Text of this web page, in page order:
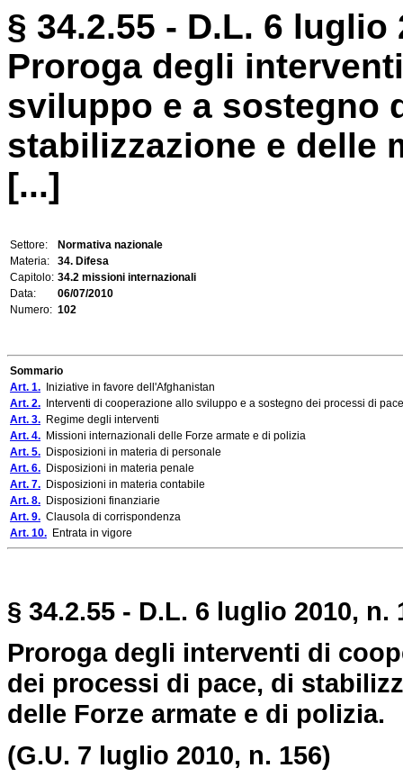
§ 34.2.55 - D.L. 6 luglio
Proroga degli
sviluppo e a sostegno
stabilizzazione e delle
[...]
Settore:
Normativa nazionale
Materia:
34. Difesa
Capitolo: 34.2 missioni internazionali
Data:
06/07/2010
Numero: 102
Sommario
Art. 1. Iniziative in favore dell'Afghanistan
Art. 2. Interventi di cooperazione allo sviluppo e a sostegno dei processi di
Art. 3. Regime degli interventi
Art. 4. Missioni internazionali delle Forze armate e di polizia
Art. 5. Disposizioni in materia di personale
Art. 6. Disposizioni in materia penale
Art. 7. Disposizioni in materia contabile
Art. 8. Disposizioni finanziarie
Art. 9. Clausola di corrispondenza
Art. 10. Entrata in vigore
§ 34.2.55 - D.L. 6 luglio 2010, n.
Proroga degli interventi di
dei processi di pace, di
delle Forze armate e di polizia.
(G.U. 7 luglio 2010, n. 156)